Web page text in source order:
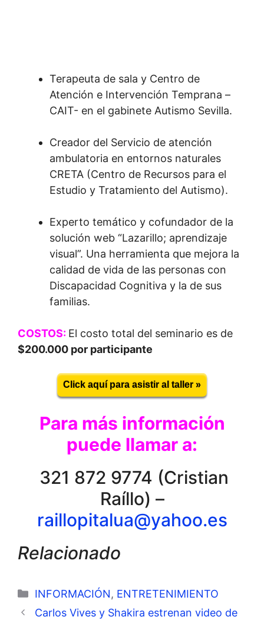
Terapeuta de sala y Centro de
Atención e Intervención Temprana –
CAIT- en el gabinete Autismo Sevilla.
Creador del Servicio de atención
ambulatoria en entornos naturales
CRETA (Centro de Recursos para el
Estudio y Tratamiento del Autismo).
Experto temático y cofundador de la
solución web “Lazarillo; aprendizaje
visual”. Una herramienta que mejora la
calidad de vida de las personas con
Discapacidad Cognitiva y la de sus
familias.
COSTOS: El costo total del seminario es de
$200.000 por participante
Click aquí para asistir al taller »
Para más información
puede llamar a:
321 872 9774 (Cristian
Raíllo) –
raillopitalua@yahoo.es
Relacionado
Categorías
INFORMACIÓN, ENTRETENIMIENTO
Carlos Vives y Shakira estrenan video de